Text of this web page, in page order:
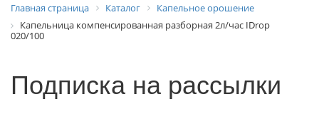
Главная страница Каталог
Капельное орошение
Капельница компенсированная разборная 2л/час IDrop
020/100
Подписка на рассылки